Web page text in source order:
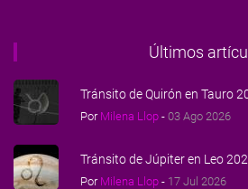
Últimos
Tránsito de Quirón en Tauro
Por Milena Llop - 03 Ago 2026
Tránsito de Júpiter en Leo
Por Milena Llop - 17 Jul 2026